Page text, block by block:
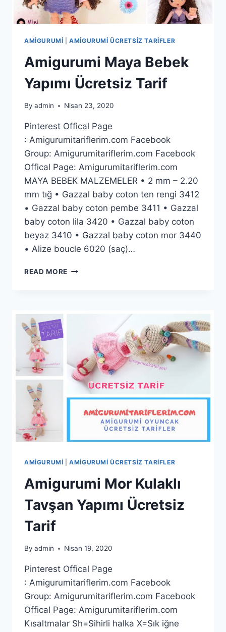
AMIGURUMI |AMIGURUMI ÜCRETSIZ TARIFLER
Amigurumi Maya Bebek
Yapımı Ücretsiz Tarif
By admin Nisan 23, 2020
Pinterest Offical Page
: Amigurumitariflerim.com Facebook
Group: Amigurumitariflerim.com Facebook
Offical Page: Amigurumitariflerim.com
MAYA BEBEK MALZEMELER • 2 mm – 2.20
mm tığ • Gazzal baby coton ten rengi 3412
• Gazzal baby coton pembe 3411 • Gazzal
baby coton lila 3420 • Gazzal baby coton
beyaz 3410 • Gazzal baby coton mor 3440
• Alize boucle 6020 (saç)…
READ MORE AMIGURUMI
AMIGURUMI |AMIGURUMI ÜCRETSIZ TARIFLER
Amigurumi Mor Kulaklı
Tavşan Yapımı Ücretsiz
Tarif
By admin Nisan 19, 2020
Pinterest Offical Page
: Amigurumitariflerim.com Facebook
Group: Amigurumitariflerim.com Facebook
Offical Page: Amigurumitariflerim.com
Kısaltmalar Sh=Sihirli halka X=Sık iğne